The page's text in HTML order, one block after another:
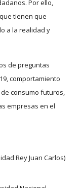
Por ello,
tienen que
a la realidad y
de preguntas
comportamiento
consumo futuros,
empresas en el
Rey Juan Carlos)